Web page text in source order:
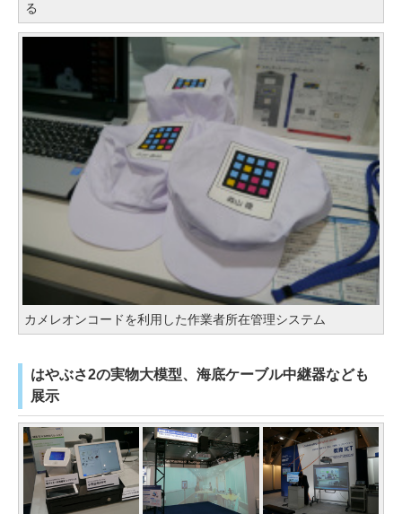
る
カメレオンコードを利用した作業者所在管理システム
はやぶさ2の実物大模型、海底ケーブル中継器なども
展示